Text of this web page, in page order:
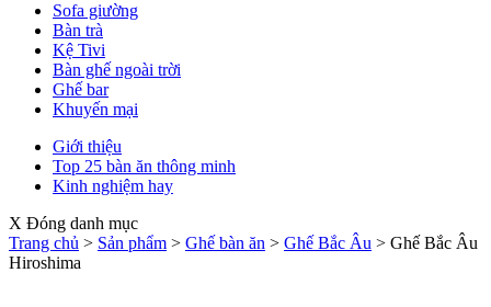
Sofa giường
Bàn trà
Kệ Tivi
Bàn ghế ngoài trời
Ghế bar
Khuyến mại
Giới thiệu
Top 25 bàn ăn thông minh
Kinh nghiệm hay
X Đóng danh mục
Trang chủ > Sản phẩm > Ghế bàn ăn > Ghế Bắc Âu > Ghế Bắc Âu
Hiroshima